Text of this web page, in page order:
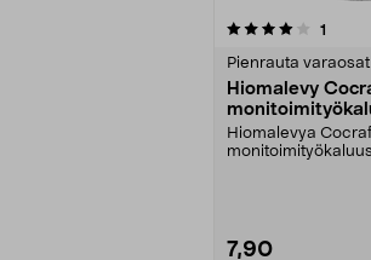
1
Pienrauta varaosat
Hiomalevy
Hiomalevya
7,90
0.0